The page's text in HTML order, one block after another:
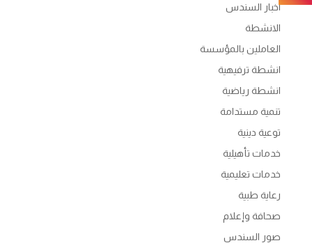
اخبار السندس
الانشطة
العاملين بالمؤسسة
انشطة ترفيهية
انشطة رياضية
تنمية مستدامة
توعية دينية
خدمات تأهيلية
خدمات تعليمية
رعاية طبية
صحافة وإعلام
صور السندس